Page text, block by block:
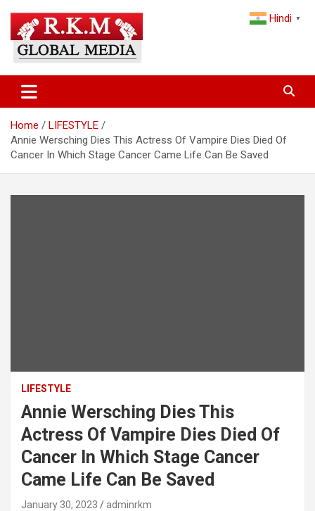
content
Latest Hindi News & Breaking
News – RKM Global Media
and the World
Home
LIFESTYLE
Annie Wersching Dies This Actress Of Vampire Dies Died Of
Cancer In Which Stage Cancer Came Life Can Be Saved
LIFESTYLE
Annie Wersching Dies This
Actress Of Vampire Dies Died Of
Cancer In Which Stage Cancer
Came Life Can Be Saved
January 30, 2023 adminrkm
Hindi ▼